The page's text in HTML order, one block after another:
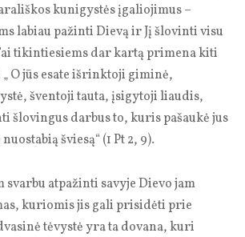
kunigystės įgaliojimus –
labiau pažinti Dievą ir Jį šlovinti visu
tikintiesiems dar kartą primena kiti
„ O jūs esate išrinktoji giminė,
šventoji tauta, įsigytoji liaudis,
šlovingus darbus to, kuris pašaukė jus
šviesą“ (1 Pt 2, 9).
svarbu atpažinti savyje Dievo jam
kuriomis jis gali prisidėti prie
tėvystė yra ta dovana, kuri